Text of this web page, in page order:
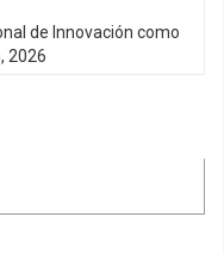
de Innovación como
2026